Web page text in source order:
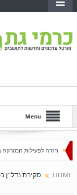
Menu
המזרקה בספורטק כרמי גת
HOME סקירת נדל"ן